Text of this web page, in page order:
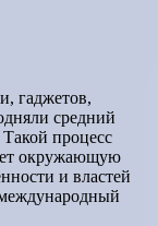
гаджетов,
средний
процесс
окружающую
и властей